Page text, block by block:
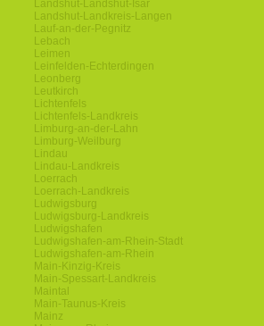
Landshut-Landshut-Isar
Landshut-Landkreis-Langen
Lauf-an-der-Pegnitz
Lebach
Leimen
Leinfelden-Echterdingen
Leonberg
Leutkirch
Lichtenfels
Lichtenfels-Landkreis
Limburg-an-der-Lahn
Limburg-Weilburg
Lindau
Lindau-Landkreis
Loerrach
Loerrach-Landkreis
Ludwigsburg
Ludwigsburg-Landkreis
Ludwigshafen
Ludwigshafen-am-Rhein-Stadt
Ludwigshafen-am-Rhein
Main-Kinzig-Kreis
Main-Spessart-Landkreis
Maintal
Main-Taunus-Kreis
Mainz